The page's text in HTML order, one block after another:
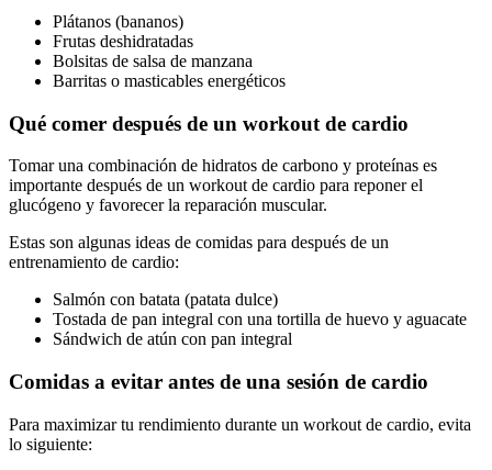
Plátanos (bananos)
Frutas deshidratadas
Bolsitas de salsa de manzana
Barritas o masticables energéticos
Qué comer después de un workout de cardio
Tomar una combinación de hidratos de carbono y proteínas es
importante después de un workout de cardio para reponer el
glucógeno y favorecer la reparación muscular.
Estas son algunas ideas de comidas para después de un
entrenamiento de cardio:
Salmón con batata (patata dulce)
Tostada de pan integral con una tortilla de huevo y aguacate
Sándwich de atún con pan integral
Comidas a evitar antes de una sesión de cardio
Para maximizar tu rendimiento durante un workout de cardio, evita
lo siguiente: